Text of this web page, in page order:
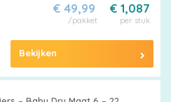
€ 1,087
per stuk
€ 49,99
/pakket
Bekijken